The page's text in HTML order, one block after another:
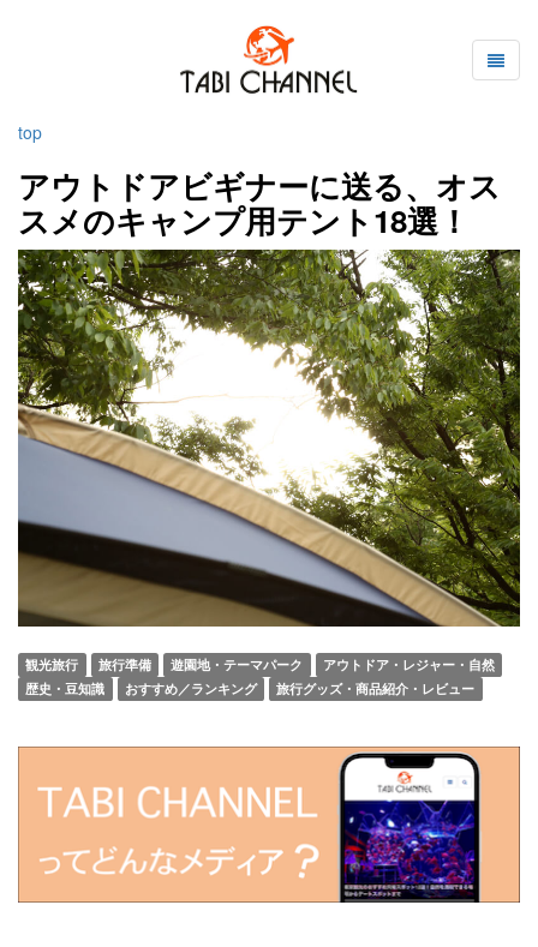
top
アウトドアビギナーに送る、オス
スメのキャンプ用テント18選！
観光旅行 旅行準備 遊園地・テーマパーク
アウトドア・レジャー・自然
歴史・豆知識
おすすめ／ランキング 旅行グッズ・商品紹介・レビュー